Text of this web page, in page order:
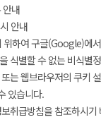
안내
안내
하여 구글(Google)에
식별할 수 없는 비식
브라우저의 쿠키 설정
있습니다.
취급방침을 참조하시기